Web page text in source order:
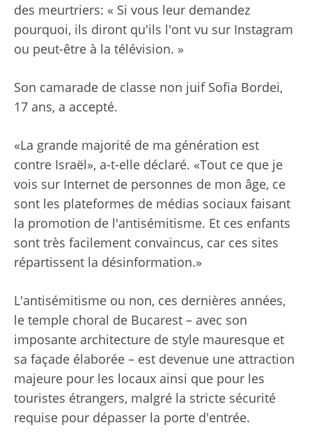
des meurtriers: « Si vous leur demandez
pourquoi, ils diront qu'ils l'ont vu sur Instagram
ou peut-être à la télévision. »
Son camarade de classe non juif Sofia Bordei,
17 ans, a accepté.
«La grande majorité de ma génération est
contre Israël», a-t-elle déclaré. «Tout ce que je
vois sur Internet de personnes de mon âge, ce
sont les plateformes de médias sociaux faisant
la promotion de l'antisémitisme. Et ces enfants
sont très facilement convaincus, car ces sites
répartissent la désinformation.»
L'antisémitisme ou non, ces dernières années,
le temple choral de Bucarest – avec son
imposante architecture de style mauresque et
sa façade élaborée – est devenue une attraction
majeure pour les locaux ainsi que pour les
touristes étrangers, malgré la stricte sécurité
requise pour dépasser la porte d'entrée.